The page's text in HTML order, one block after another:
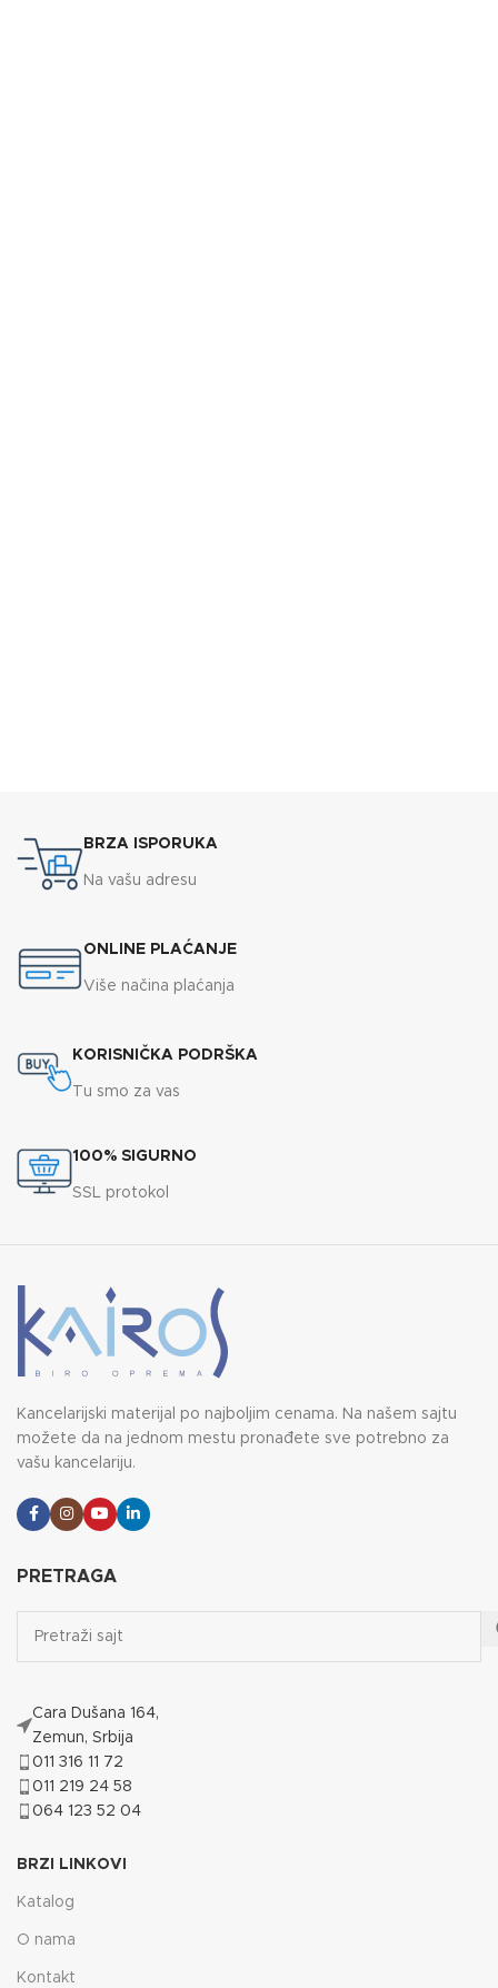
BRZA ISPORUKA
Na vašu adresu
ONLINE PLAĆANJE
Više načina plaćanja
KORISNIČKA PODRŠKA
Tu smo za vas
100% SIGURNO
SSL protokol
Kancelarijski materijal po najboljim cenama. Na našem sajtu
možete da na jednom mestu pronađete sve potrebno za
vašu kancelariju.
PRETRAGA
Cara Dušana 164,
Zemun, Srbija
011 316 11 72
011 219 24 58
064 123 52 04
BRZI LINKOVI
Katalog
O nama
Kontakt